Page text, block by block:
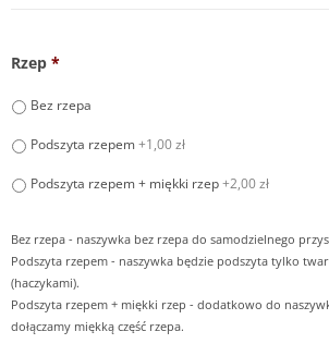
Rzep *
Bez rzepa
Podszyta rzepem+1,00 zł
Podszyta rzepem + miękki rzep+2,00 zł
Bez rzepa - naszywka bez rzepa do samodzielnego
Podszyta rzepem - naszywka będzie podszyta tylko
(haczykami).
Podszyta rzepem + miękki rzep - dodatkowo do
dołączamy miękką część rzepa.